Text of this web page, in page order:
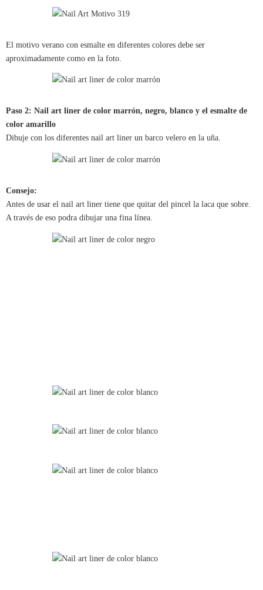
El motivo verano con esmalte en diferentes colores debe ser
aproximadamente como en la foto.
Paso 2: Nail art liner de color marrón, negro, blanco y el esmalte de
color amarillo
Dibuje con los diferentes nail art liner un barco velero en la uña.
Consejo:
Antes de usar el nail art liner tiene que quitar del pincel la laca que sobre.
A través de eso podra dibujar una fina línea.